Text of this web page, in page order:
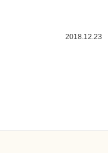
2018.12.23